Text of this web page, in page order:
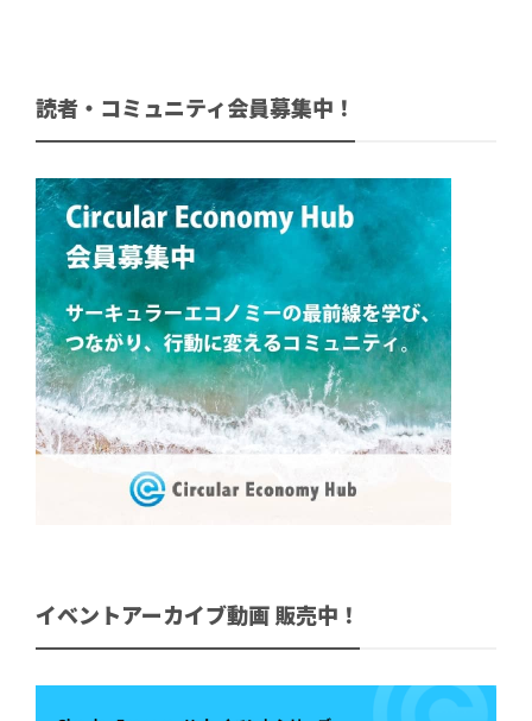
読者・コミュニティ会員募集中！
イベントアーカイブ動画 販売中！